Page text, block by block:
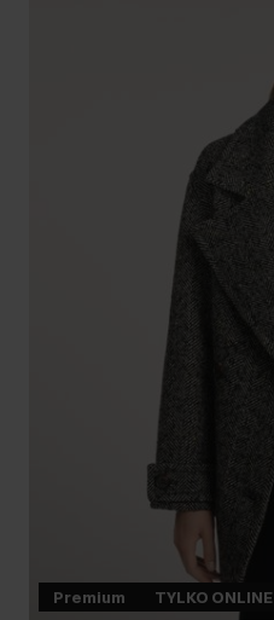
Premium TYLKO ONLINE